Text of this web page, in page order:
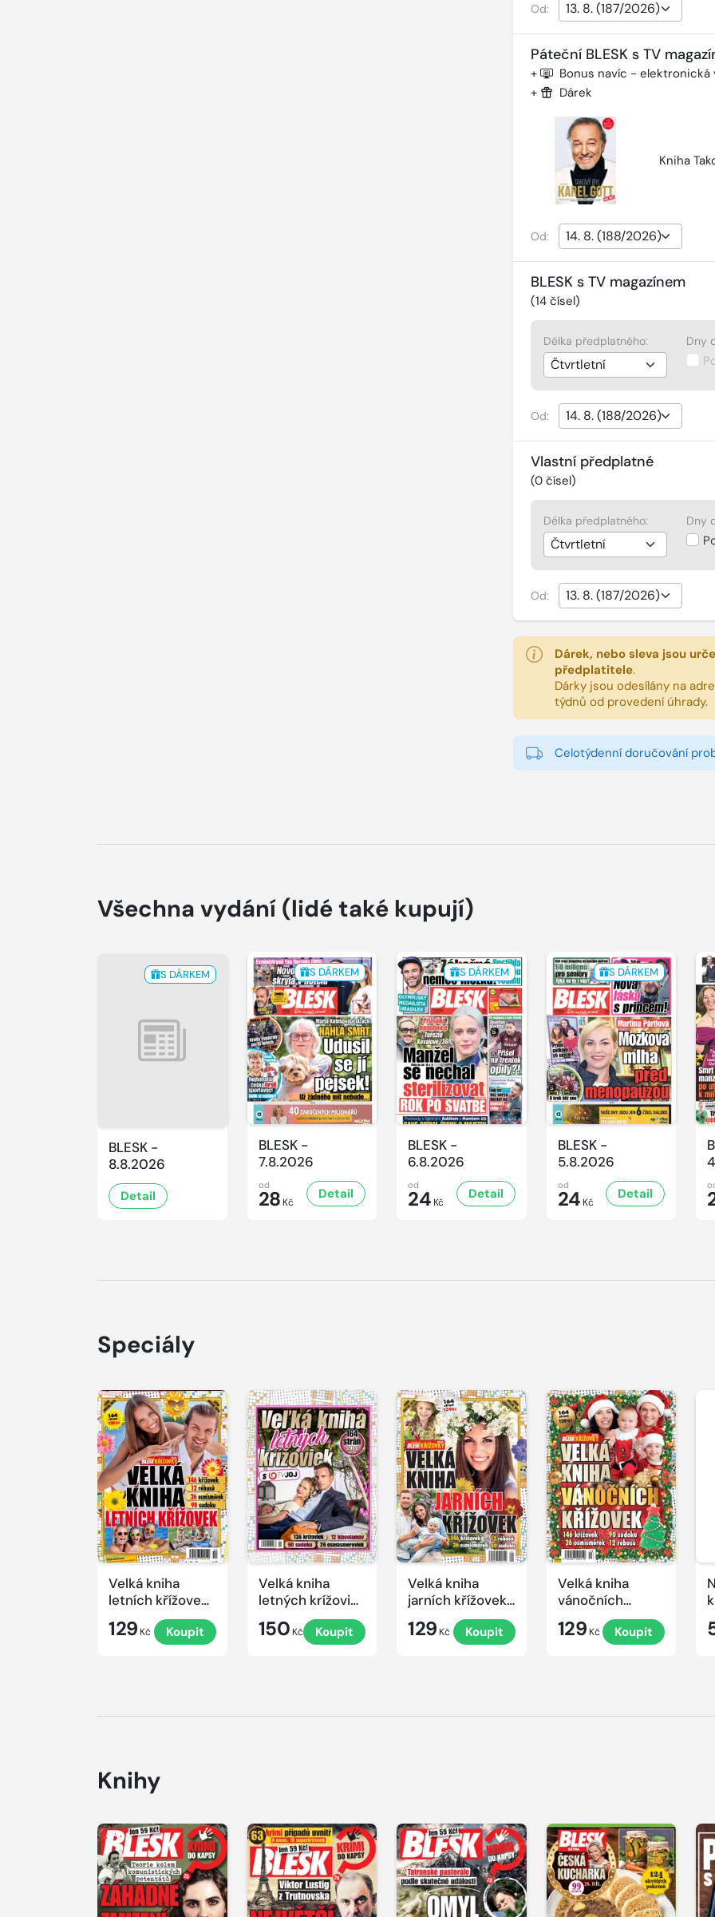
Od:
Páteční BLESK s TV
+ Bonus navíc - elektronická
+ Dárek
Kniha
Od:
BLESK s TV magazínem
(14čísel)
Délka předplatného: Dny
Od:
Vlastní předplatné
(0čísel)
Délka předplatného: Dny
Od:
Dárek, nebo sleva jsou
předplatitele.
Dárky jsou odesílány na
týdnů od provedení úhrady.
Celotýdenní doručování
Všechna vydání (lidé také kupují)
S DÁRKEM
BLESK -
8.8.2026
Detail
S DÁRKEM
BLESK -
7.8.2026
od
28 Kč
Detail
S DÁRKEM
BLESK -
6.8.2026
od
24 Kč
Detail
S DÁRKEM
BLESK -
5.8.2026
od
24 Kč
Detail
Speciály
Velká kniha
letních křížovek
129 Kč Koupit
Velká kniha
letných krížoviek
s TV JOJ 2026
150 Kč Koupit
Velká kniha
jarních křížovek
129 Kč Koupit
Velká kniha
vánočních
křížovek 2025
129 Kč Koupit
Knihy